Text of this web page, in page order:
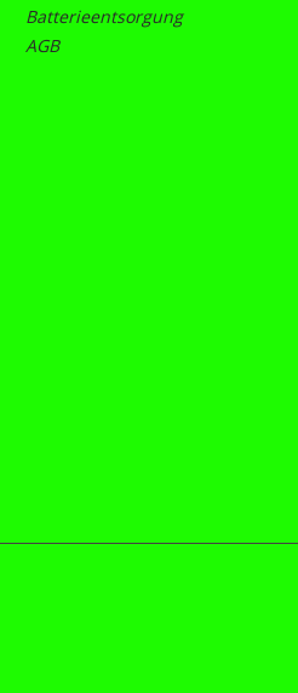
Batterieentsorgung
AGB